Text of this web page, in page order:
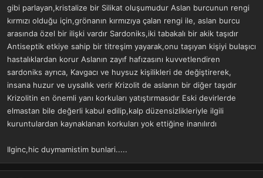
gibi parlayan,kristalize bir Silikat oluşumudur Aslan burcunun rengi
kırmızı olduğu için,grönanın kırmızıya çalan rengi ile, aslan burcu
arasında özel bir ilişki vardır Sardoniks,iki tabakalı bir akik taşıdır
Antiseptik etkiye sahip bir titreşim yayarak,onu taşıyan kişiyi bulaşıcı
hastalıklardan korur Aslanın zayıf hafızasını kuvvetlendiren
sardoniks ayrıca, Kavgacı ve huysuz kişilikleri de değiştirerek,
insana huzur ve uysallık verir Krizolit de aslanın bir diğer taşıdır
Krizolitin en önemli yanı korkuları yatıştırmasıdır Eski devirlerde
elmastan bile değerli kabul edilip,kalp düzensizlikleriyle ilgili
kuruntulardan kaynaklanan korkuları yok ettiğine inanılırdı
Ilginc,hic duymamistim bunlari.....